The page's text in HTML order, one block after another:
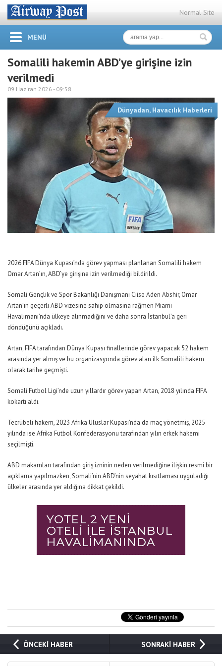
Normal Site
MENÜ
Somalili hakemin ABD’ye girişine izin
verilmedi
09 Haziran 2026 - 09:58
Dünyadan, Havacılık Haberleri
2026 FIFA Dünya Kupası’nda görev yapması planlanan Somalili hakem
Omar Artan’ın, ABD’ye girişine izin verilmediği bildirildi.
Somali Gençlik ve Spor Bakanlığı Danışmanı Ciise Aden Abshir, Omar
Artan’ın geçerli ABD vizesine sahip olmasına rağmen Miami
Havalimanı’nda ülkeye alınmadığını ve daha sonra İstanbul’a geri
döndüğünü açıkladı.
Artan, FIFA tarafından Dünya Kupası finallerinde görev yapacak 52 hakem
arasında yer almış ve bu organizasyonda görev alan ilk Somalili hakem
olarak tarihe geçmişti.
Somali Futbol Ligi’nde uzun yıllardır görev yapan Artan, 2018 yılında FIFA
kokartı aldı.
Tecrübeli hakem, 2023 Afrika Uluslar Kupası’nda da maç yönetmiş, 2025
yılında ise Afrika Futbol Konfederasyonu tarafından yılın erkek hakemi
seçilmişti.
ABD makamları tarafından giriş izninin neden verilmediğine ilişkin resmi bir
açıklama yapılmazken, Somali’nin ABD’nin seyahat kısıtlaması uyguladığı
ülkeler arasında yer aldığına dikkat çekildi.
ÖNCEKİ HABER SONRAKİ HABER